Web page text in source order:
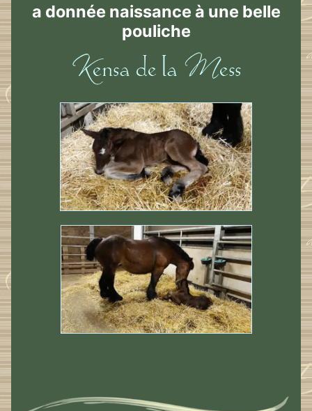
a donnée naissance à une belle
pouliche